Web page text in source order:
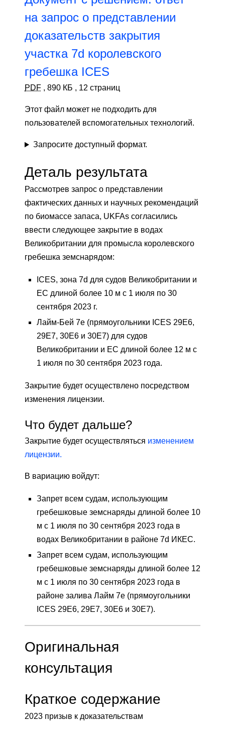
на запрос о представлении
доказательств закрытия
участка 7d королевского
гребешка ICES
PDF , 890 КБ , 12 страниц
Этот файл может не подходить для
пользователей вспомогательных технологий.
Запросите доступный формат.
Деталь результата
Рассмотрев запрос о представлении
фактических данных и научных рекомендаций
по биомассе запаса, UKFAs согласились
ввести следующее закрытие в водах
Великобритании для промысла королевского
гребешка земснарядом:
ICES, зона 7d для судов Великобритании и
ЕС длиной более 10 м с 1 июля по 30
сентября 2023 г.
Лайм-Бей 7e (прямоугольники ICES 29E6,
29E7, 30E6 и 30E7) для судов
Великобритании и ЕС длиной более 12 м с
1 июля по 30 сентября 2023 года.
Закрытие будет осуществлено посредством
изменения лицензии.
Что будет дальше?
Закрытие будет осуществляться изменением
лицензии.
В вариацию войдут:
Запрет всем судам, использующим
гребешковые земснаряды длиной более 10
м с 1 июля по 30 сентября 2023 года в
водах Великобритании в районе 7d ИКЕС.
Запрет всем судам, использующим
гребешковые земснаряды длиной более 12
м с 1 июля по 30 сентября 2023 года в
районе залива Лайм 7e (прямоугольники
ICES 29E6, 29E7, 30E6 и 30E7).
Оригинальная
консультация
Краткое содержание
2023 призыв к доказательствам